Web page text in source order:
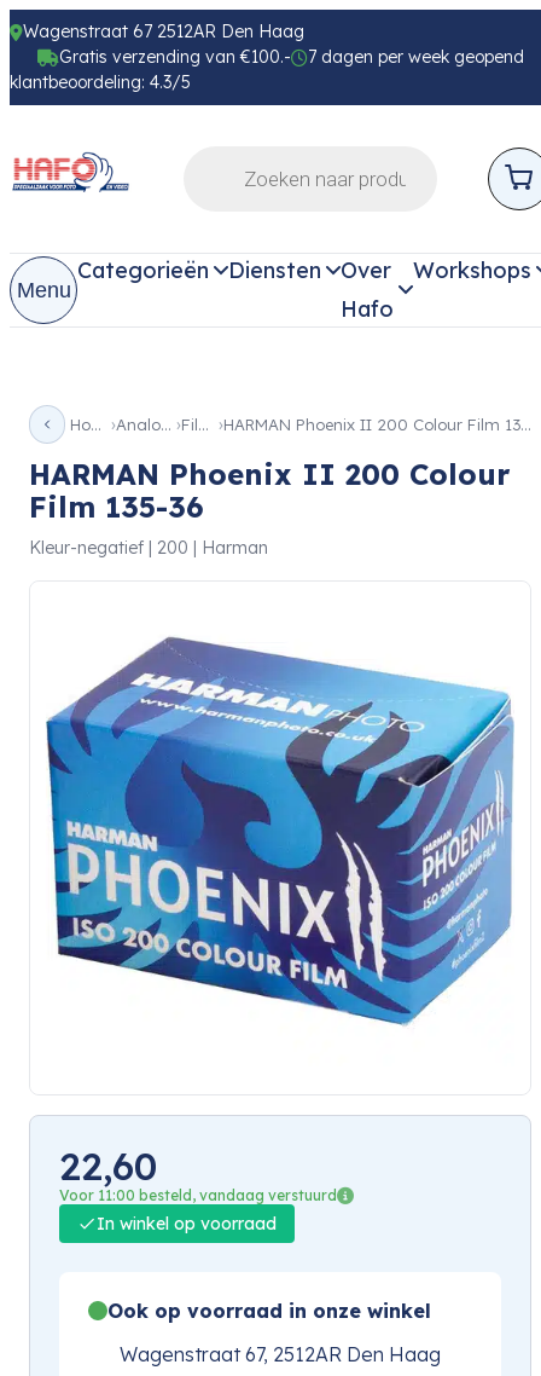
Wagenstraat 67 2512AR Den Haag
Gratis verzending van €100.-
7 dagen per week geopend
klantbeoordeling: 4.3/5
Menu
Categorieën Diensten
Over
Hafo
Workshops
Home Analoog Films HARMAN Phoenix II 200 Colour Film 135-36
HARMAN Phoenix II 200 Colour
Film 135-36
Kleur-negatief | 200 | Harman
22,60
Voor 11:00 besteld, vandaag verstuurd
In winkel op voorraad
Ook op voorraad in onze winkel
Wagenstraat 67, 2512AR Den Haag